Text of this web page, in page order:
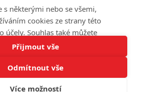
soubory cookies.
Rozumím
/ All rights reserved /
s některými nebo se všemi,
cookies ze strany této
účely. Souhlas také můžete
případě vám na stránce
některé personalizované funkce.
se budou vztahovat pouze na
Vaše nastavení a odvolání
Přijmout vše
Odmítnout vše
Více možností